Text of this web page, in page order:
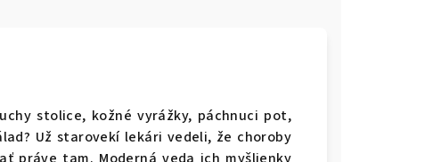
stolice, kožné vyrážky, páchnuci pot,
Už starovekí lekári vedeli, že choroby